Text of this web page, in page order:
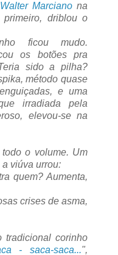
Walter Marciano na
driblou o
ficou mudo.
os botões pra
sido a pilha?
método quase
e uma
irradiada pela
elevou-se na
o volume. Um
viúva urrou:
quem? Aumenta,
crises de asma,
tradicional corinho
- saca-saca...",